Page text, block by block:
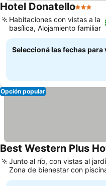
Hotel Donatello3
Habitaciones con vistas a la
basílica, Alojamiento familiar
Seleccioná las fechas
Opción popular
Best Western Plus
Junto al río, con vistas al
Zona de bienestar con
cubierta